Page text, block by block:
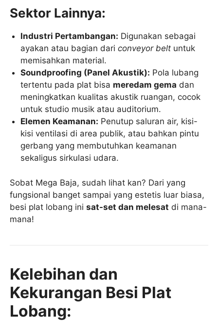
Sektor Lainnya:
Industri Pertambangan: Digunakan sebagai
ayakan atau bagian dariconveyor belt untuk
memisahkan material.
Soundproofing (Panel Akustik): Pola lubang
tertentu pada plat bisa meredam gema dan
meningkatkan kualitas akustik ruangan, cocok
untuk studio musik atau auditorium.
Elemen Keamanan: Penutup saluran air, kisi-
kisi ventilasi di area publik, atau bahkan pintu
gerbang yang membutuhkan keamanan
sekaligus sirkulasi udara.
Sobat Mega Baja, sudah lihat kan? Dari yang
fungsional banget sampai yang estetis luar biasa,
besi plat lobang ini sat-set dan melesat di mana-
mana!
Kelebihan dan
Kekurangan Besi Plat
Lobang: